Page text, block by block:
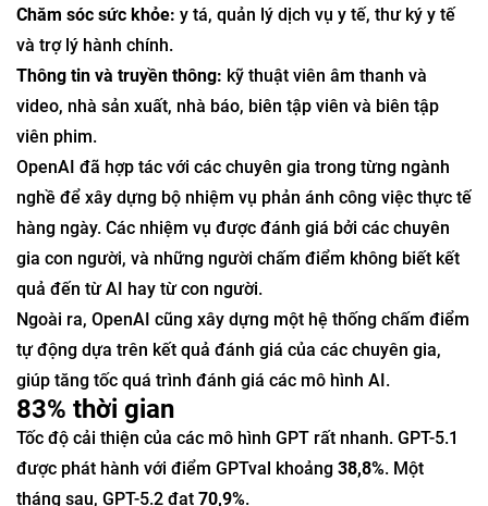
Chăm sóc sức khỏe: y tá, quản lý dịch vụ y tế, thư ký y tế
và trợ lý hành chính.
Thông tin và truyền thông: kỹ thuật viên âm thanh và
video, nhà sản xuất, nhà báo, biên tập viên và biên tập
viên phim.
OpenAI đã hợp tác với các chuyên gia trong từng ngành
nghề để xây dựng bộ nhiệm vụ phản ánh công việc thực tế
hàng ngày. Các nhiệm vụ được đánh giá bởi các chuyên
gia con người, và những người chấm điểm không biết kết
quả đến từ AI hay từ con người.
Ngoài ra, OpenAI cũng xây dựng một hệ thống chấm điểm
tự động dựa trên kết quả đánh giá của các chuyên gia,
giúp tăng tốc quá trình đánh giá các mô hình AI.
83% thời gian
Tốc độ cải thiện của các mô hình GPT rất nhanh. GPT-5.1
được phát hành với điểm GPTval khoảng 38,8%. Một
tháng sau, GPT-5.2 đạt 70,9%.